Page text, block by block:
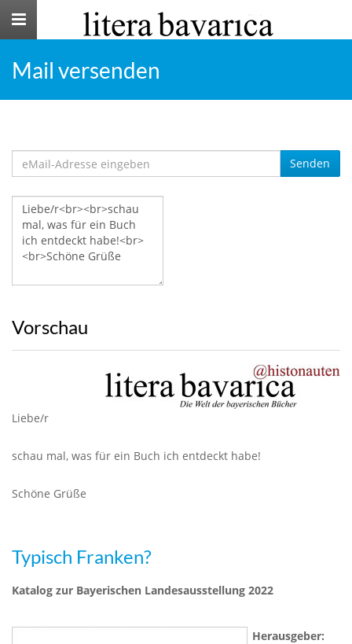
Toggle
Mail versenden
Senden
Vorschau
Liebe/r
schau mal, was für ein Buch ich entdeckt habe!
Schöne Grüße
Typisch Franken?
Katalog zur Bayerischen Landesausstellung 2022
Herausgeber: